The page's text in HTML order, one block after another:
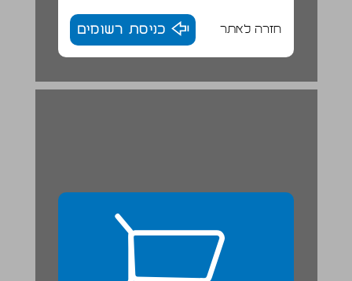
חזרה לאתר כניסת רשומים
שאלות לסיכום הסעיף: יהודה בהנהגת עזרא ונחמיה (עמ' 18–23) ... 23